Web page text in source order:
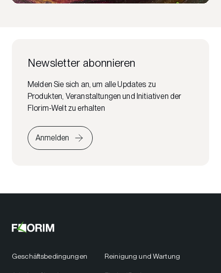
Newsletter abonnieren
Melden Sie sich an, um alle Updates zu
Produkten, Veranstaltungen und Initiativen der
Florim-Welt zu erhalten
Anmelden
Geschäftsbedingungen Reinigung und Wartung